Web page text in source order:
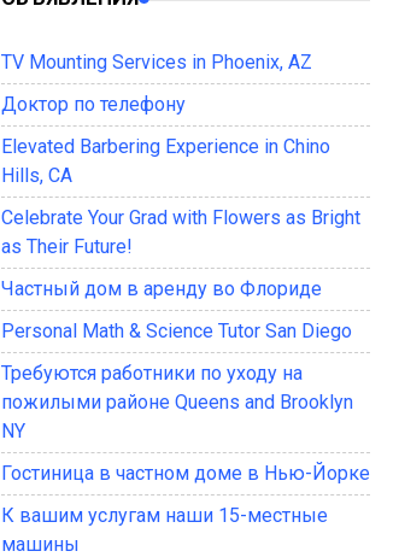
TV Mounting Services in Phoenix, AZ
Доктор по телефону
Elevated Barbering Experience in Chino
Hills, CA
Celebrate Your Grad with Flowers as Bright
as Their Future!
Частный дом в аренду во Флориде
Personal Math & Science Tutor San Diego
Требуются работники по уходу на
пожилыми районе Queens and Brooklyn
NY
Гостиница в частном доме в Нью-Йорке
К вашим услугам наши 15-местные
машины